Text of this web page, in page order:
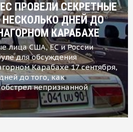
ПРОВЕЛИ СЕКРЕТНЫЕ
НЕСКОЛЬКО ДНЕЙ ДО
КАРАБАХЕ
лица США, ЕС и России
для обсуждения
Карабахе 17 сентября,
до того, как
непризнанной